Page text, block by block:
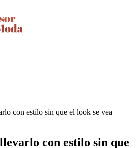
con estilo sin que el look se vea
con estilo sin que